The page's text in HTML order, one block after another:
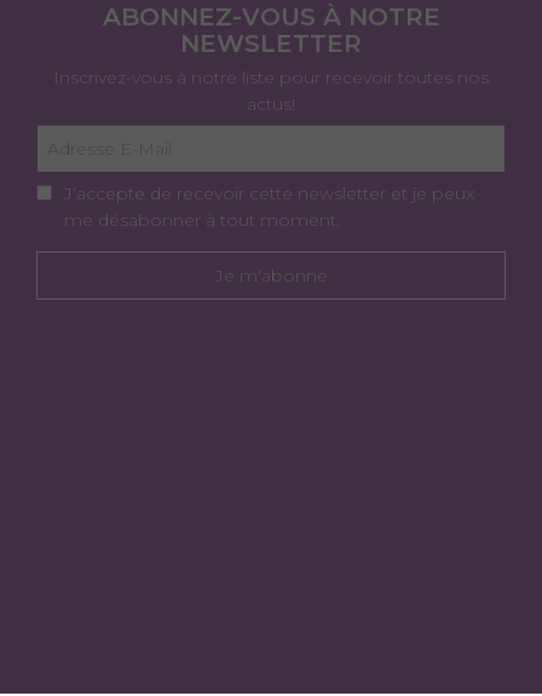
ABONNEZ-VOUS À NOTRE
NEWSLETTER
Inscrivez-vous à notre liste pour recevoir toutes nos
actus!
J’accepte de recevoir cette newsletter et je peux
me désabonner à tout moment.
Je m'abonne